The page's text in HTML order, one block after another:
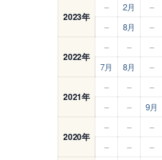
2023年
– 2月 –
–
8月 –
2022年
– – –
7月
8月 –
2021年
– – –
–
– 9月
2020年
– – –
–
– –